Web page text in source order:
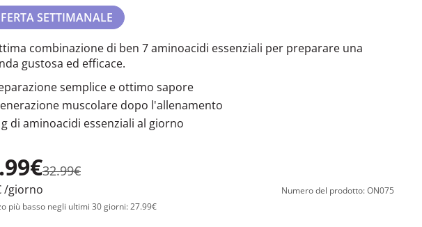
SETTIMANALE
combinazione di ben 7 aminoacidi essenziali per preparare una
gustosa ed efficace.
semplice e ottimo sapore
muscolare dopo l'allenamento
g di aminoacidi essenziali al giorno
32.99€
/giorno
Numero del prodotto: ON075
più basso negli ultimi 30 giorni: 27.99€